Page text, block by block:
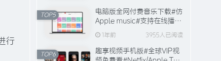
行
电脑版全网付费音乐下载#仿
Apple music#支持在线播放
与缓存#A631
1年前 3955人已阅读
TOP5
趣享视频手机版#全球VIP视
TOP6